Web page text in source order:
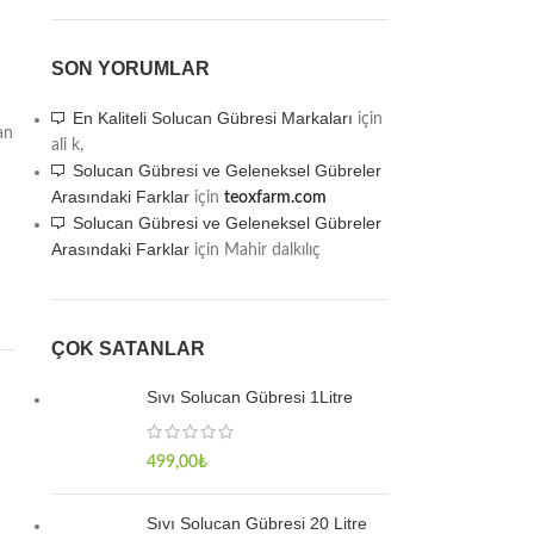
SON YORUMLAR
En Kaliteli Solucan Gübresi Markaları için
ali k,
Solucan Gübresi ve Geleneksel Gübreler
Arasındaki Farklariçin teoxfarm.com
Solucan Gübresi ve Geleneksel Gübreler
Arasındaki Farklariçin Mahir dalkılıç
ÇOK SATANLAR
Sıvı Solucan Gübresi 1Litre
499,00₺
Sıvı Solucan Gübresi 20 Litre